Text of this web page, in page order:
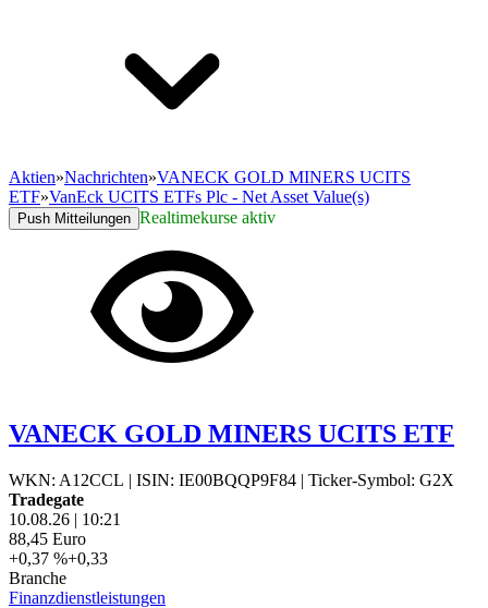
Aktien»Nachrichten»VANECK GOLD MINERS UCITS
ETF»VanEck UCITS ETFs Plc - Net Asset Value(s)
Push Mitteilungen Realtimekurse aktiv
VANECK GOLD MINERS UCITS ETF
WKN: A12CCL | ISIN: IE00BQQP9F84 | Ticker-Symbol: G2X
Tradegate
10.08.26 | 10:21
88,45 Euro
+0,37 %+0,33
Branche
Finanzdienstleistungen